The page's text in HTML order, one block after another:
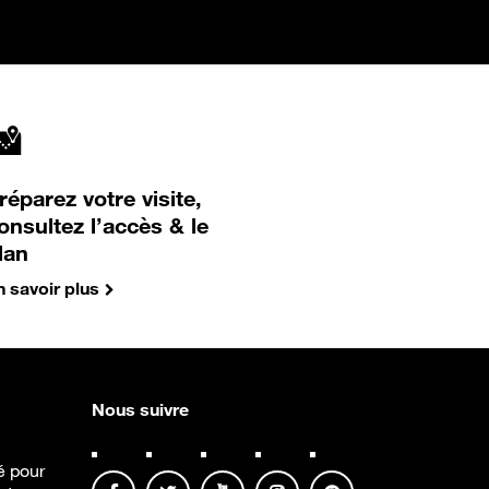
votre visite,
l’accès & le
savoir plus
pour
Nous suivre